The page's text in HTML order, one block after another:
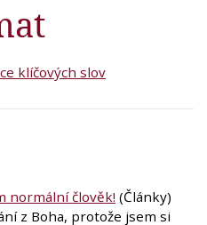
klíčových slov
normální člověk! (Články)
z Boha, protože jsem si